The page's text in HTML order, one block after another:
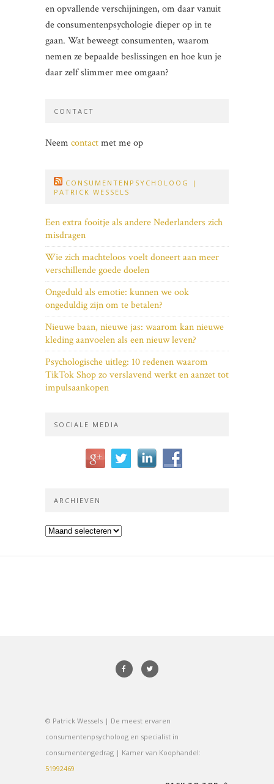
en opvallende verschijningen, om daar vanuit
de consumentenpsychologie dieper op in te
gaan. Wat beweegt consumenten, waarom
nemen ze bepaalde beslissingen en hoe kun je
daar zelf slimmer mee omgaan?
CONTACT
Neem contactmet me op
CONSUMENTENPSYCHOLOOG |
PATRICK WESSELS
Een extra fooitje als andere Nederlanders zich
misdragen
Wie zich machteloos voelt doneert aan meer
verschillende goede doelen
Ongeduld als emotie: kunnen we ook
ongeduldig zijn om te betalen?
Nieuwe baan, nieuwe jas: waarom kan nieuwe
kleding aanvoelen als een nieuw leven?
Psychologische uitleg: 10 redenen waarom
TikTok Shop zo verslavend werkt en aanzet tot
impulsaankopen
SOCIALE MEDIA
ARCHIEVEN
Archieven
© Patrick Wessels | De meest ervaren
consumentenpsycholoog en specialist in
consumentengedrag | Kamer van Koophandel:
51992469